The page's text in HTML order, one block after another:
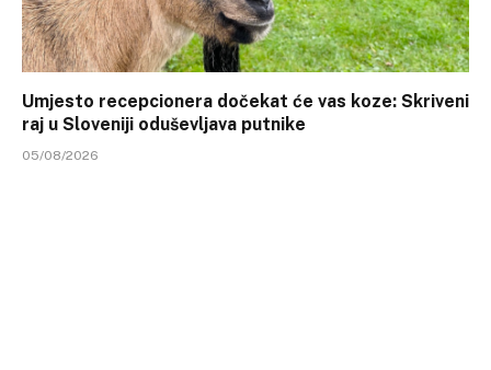
Umjesto recepcionera dočekat će vas koze: Skriveni
raj u Sloveniji oduševljava putnike
05/08/2026